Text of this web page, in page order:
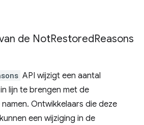
de NotRestoredReasons
API wijzigt een aantal
lijn te brengen met de
Ontwikkelaars die deze
een wijziging in de